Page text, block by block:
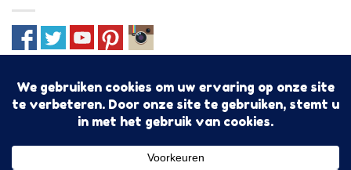
MasterCard
Algemene voorwaarden